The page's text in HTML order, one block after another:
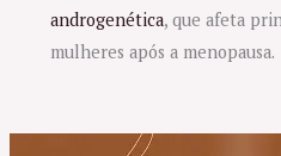
androgenética, que afeta
mulheres após a menopausa.